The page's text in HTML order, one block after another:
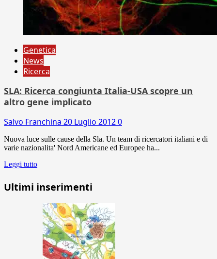
Genetica
News
Ricerca
SLA: Ricerca congiunta Italia-USA scopre un
altro gene implicato
Salvo Franchina 20 Luglio 20120
Nuova luce sulle cause della Sla. Un team di ricercatori italiani e di
varie nazionalita' Nord Americane ed Europee ha...
Leggi tutto
Ultimi inserimenti